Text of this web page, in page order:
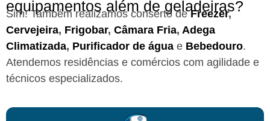
equipamentos além de geladeiras?
Sim! Também realizamos conserto deFreezer,
Cervejeira, Frigobar, Câmara Fria, Adega
Climatizada, Purificador de água e Bebedouro.
Atendemos residências e comércios com agilidade e
técnicos especializados.